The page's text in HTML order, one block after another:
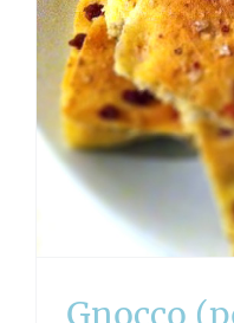
Gnocco